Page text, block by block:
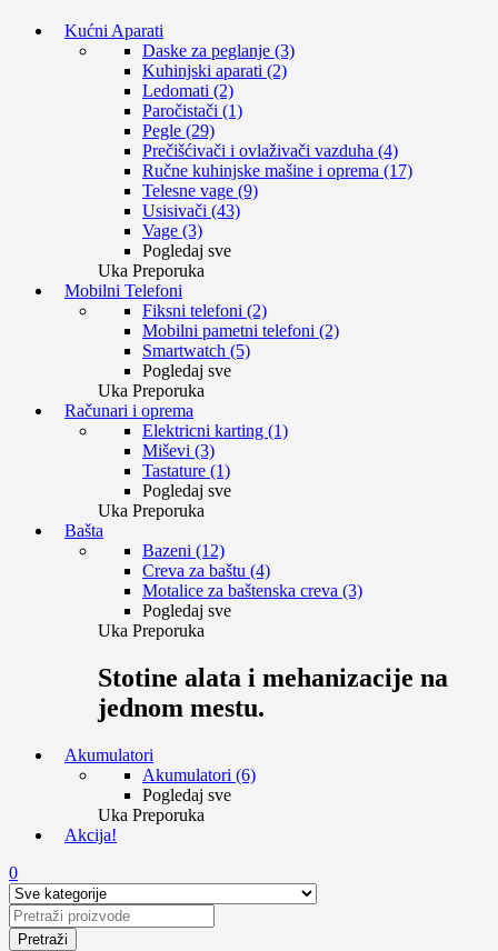
Kućni Aparati
Daske za peglanje (3)
Kuhinjski aparati (2)
Ledomati (2)
Paročistači (1)
Pegle (29)
Prečišćivači i ovlaživači vazduha (4)
Ručne kuhinjske mašine i oprema (17)
Telesne vage (9)
Usisivači (43)
Vage (3)
Pogledaj sve
Uka Preporuka
Mobilni Telefoni
Fiksni telefoni (2)
Mobilni pametni telefoni (2)
Smartwatch (5)
Pogledaj sve
Uka Preporuka
Računari i oprema
Elektricni karting (1)
Miševi (3)
Tastature (1)
Pogledaj sve
Uka Preporuka
Bašta
Bazeni (12)
Creva za baštu (4)
Motalice za baštenska creva (3)
Pogledaj sve
Uka Preporuka
Stotine alata i mehanizacije na
jednom mestu.
Akumulatori
Akumulatori (6)
Pogledaj sve
Uka Preporuka
Akcija!
0